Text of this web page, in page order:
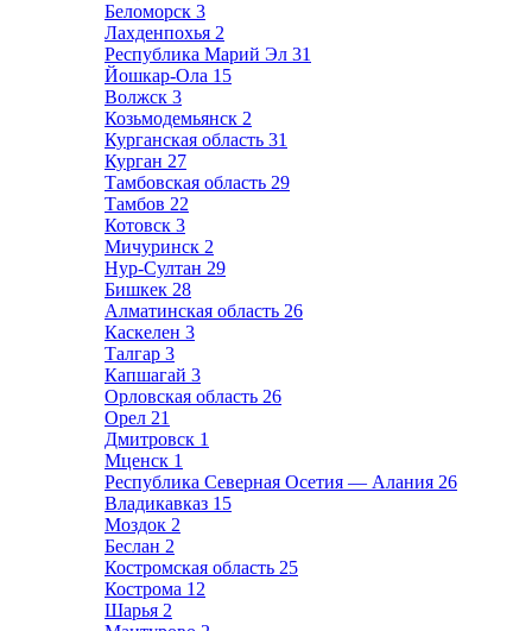
Беломорск 3
Лахденпохья 2
Республика Марий Эл 31
Йошкар-Ола 15
Волжск 3
Козьмодемьянск 2
Курганская область 31
Курган 27
Тамбовская область 29
Тамбов 22
Котовск 3
Мичуринск 2
Нур-Султан 29
Бишкек 28
Алматинская область 26
Каскелен 3
Талгар 3
Капшагай 3
Орловская область 26
Орел 21
Дмитровск 1
Мценск 1
Республика Северная Осетия — Алания 26
Владикавказ 15
Моздок 2
Беслан 2
Костромская область 25
Кострома 12
Шарья 2